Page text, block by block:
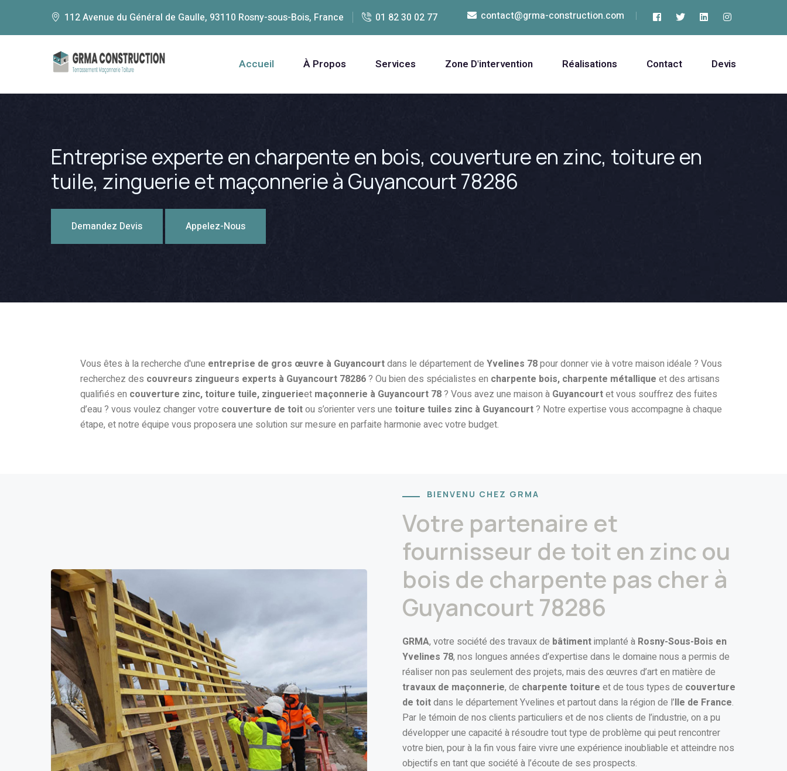
112 Avenue du Général de Gaulle, 93110 Rosny-sous-Bois, France 01 82 30 02 77 contact@grma-construction.com
Accueil À Propos Services Zone D'intervention Réalisations Contact Devis
Entreprise experte en charpente en bois, couverture en zinc, toiture en
tuile, zinguerie et maçonnerie à Guyancourt 78286
Demandez Devis Appelez-Nous
Vous êtes à la recherche d'une entreprise de gros œuvre à Guyancourtdans le département de Yvelines 78pour donner vie à votre maison idéale ? Vous
recherchez des couvreurs zingueurs experts à Guyancourt 78286? Ou bien des spécialistes en charpente bois, charpente métallique et des artisans
qualifiés en couverture zinc, toiture tuile, zinguerieet maçonnerie à Guyancourt 78? Vous avez une maison à Guyancourtet vous souffrez des fuites
d’eau ? vous voulez changer votre couverture de toitou s’orienter vers une toiture tuiles zinc à Guyancourt? Notre expertise vous accompagne à chaque
étape, et notre équipe vous proposera une solution sur mesure en parfaite harmonie avec votre budget.
BIENVENU CHEZ GRMA
Votre partenaire et
fournisseur de toit en zinc ou
bois de charpente pas cher à
Guyancourt 78286
GRMA, votre société des travaux de bâtimentimplanté à Rosny-Sous-Bois en
Yvelines 78, nos longues années d’expertise dans le domaine nous a permis de
réaliser non pas seulement des projets, mais des œuvres d’art en matière de
travaux de maçonnerie, de charpente toiture et de tous types de couverture
de toitdans le département Yvelines et partout dans la région de l’Ile de France.
Par le témoin de nos clients particuliers et de nos clients de l’industrie, on a pu
développer une capacité à résoudre tout type de problème qui peut rencontrer
votre bien, pour à la fin vous faire vivre une expérience inoubliable et atteindre nos
objectifs en tant que société à l’écoute de ses prospects.